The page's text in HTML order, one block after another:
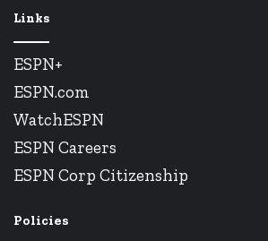
Links
ESPN+
ESPN.com
WatchESPN
ESPN Careers
ESPN Corp Citizenship
Policies